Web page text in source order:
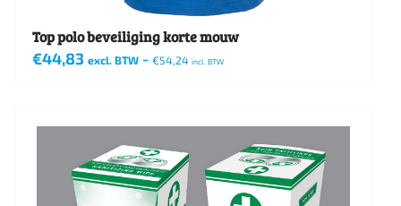
Top polo beveiliging korte mouw
€44,83 excl. BTW - €54,24 incl. BTW
meerdere
variaties.